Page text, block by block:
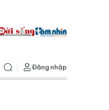
Đăng nhập